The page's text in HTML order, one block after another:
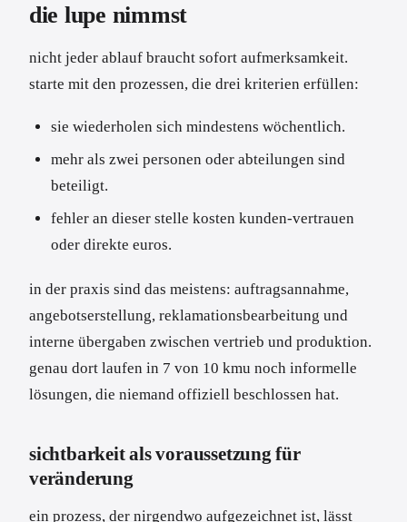
die lupe nimmst
nicht jeder ablauf braucht sofort aufmerksamkeit.
starte mit den prozessen, die drei kriterien erfüllen:
sie wiederholen sich mindestens wöchentlich.
mehr als zwei personen oder abteilungen sind
beteiligt.
fehler an dieser stelle kosten kunden-vertrauen
oder direkte euros.
in der praxis sind das meistens: auftragsannahme,
angebotserstellung, reklamationsbearbeitung und
interne übergaben zwischen vertrieb und produktion.
genau dort laufen in 7 von 10 kmu noch informelle
lösungen, die niemand offiziell beschlossen hat.
sichtbarkeit als voraussetzung für
veränderung
ein prozess, der nirgendwo aufgezeichnet ist, lässt